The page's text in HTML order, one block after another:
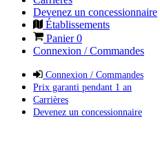
Devenez un concessionnaire
Établissements
Panier0
Connexion / Commandes
Connexion / Commandes
Prix garanti pendant 1 an
Carrières
Devenez un concessionnaire